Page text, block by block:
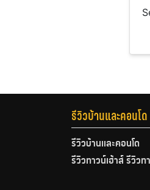
รีวิวบ้านและคอนโด
รีวิวบ้านและคอนโด
รีวิวทาวน์เฮ้าส์ รีวิวท